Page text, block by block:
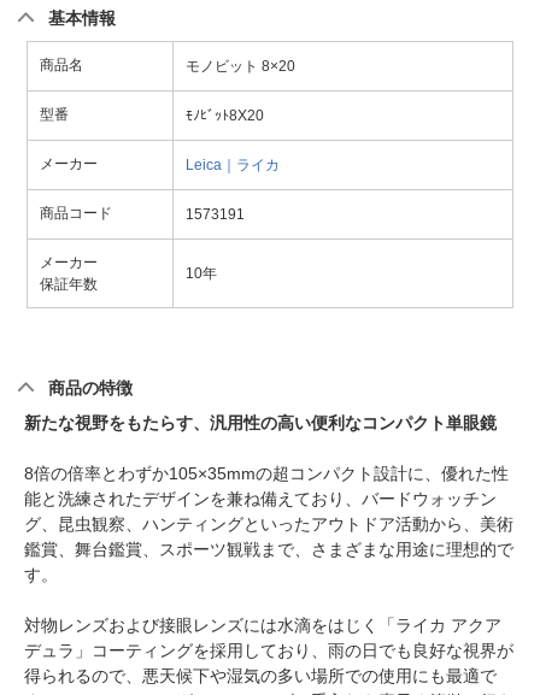
基本情報
商品名 モノビット 8×20
型番 ﾓﾉﾋﾞｯﾄ8X20
メーカー Leica｜ライカ
商品コード 1573191
メーカー
保証年数
10年
商品の特徴
新たな視野をもたらす、汎用性の高い便利なコンパクト単眼鏡
8倍の倍率とわずか105×35mmの超コンパクト設計に、優れた性
能と洗練されたデザインを兼ね備えており、バードウォッチン
グ、昆虫観察、ハンティングといったアウトドア活動から、美術
鑑賞、舞台鑑賞、スポーツ観戦まで、さまざまな用途に理想的で
す。
対物レンズおよび接眼レンズには水滴をはじく「ライカ アクア
デュラ」コーティングを採用しており、雨の日でも良好な視界が
得られるので、悪天候下や湿気の多い場所での使用にも最適で